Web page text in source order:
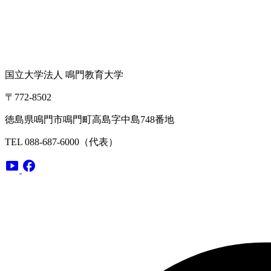
国立大学法人 鳴門教育大学
〒772-8502
徳島県鳴門市鳴門町高島字中島748番地
TEL 088-687-6000（代表）
smart_display facebook